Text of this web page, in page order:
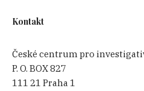
Kontakt
České centrum pro
P. O. BOX 827
111 21 Praha 1